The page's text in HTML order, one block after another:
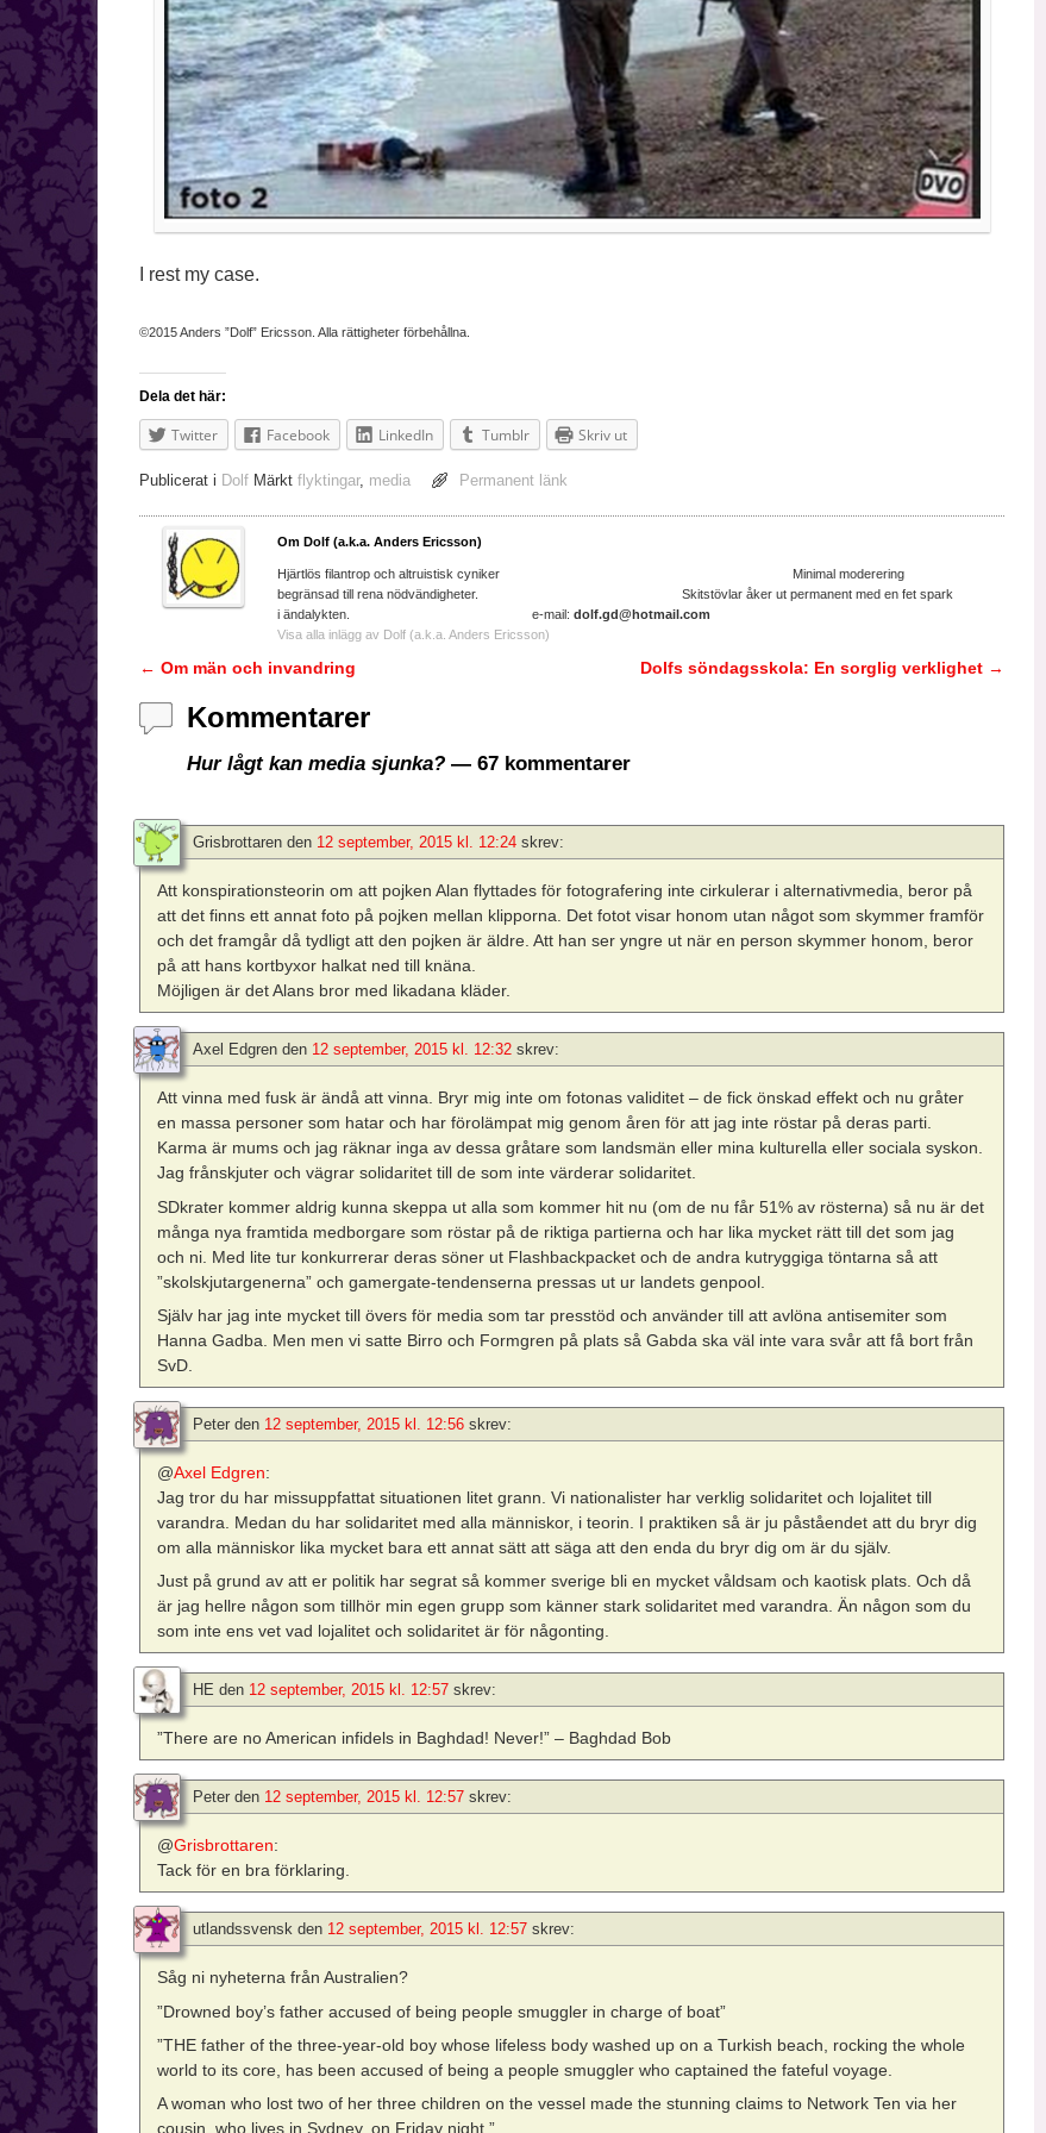
I rest my case.
©2015 Anders ”Dolf” Ericsson. Alla rättigheter förbehållna.
Dela det här:
Twitter Facebook LinkedIn Tumblr Skriv ut
Publicerat i Dolf Märkt flyktingar, media Permanent länk
Om Dolf (a.k.a. Anders Ericsson)
Hjärtlös filantrop och altruistisk cyniker Minimal moderering
begränsad till rena nödvändigheter. Skitstövlar åker ut permanent med en fet spark
i ändalykten. e-mail: dolf.gd@hotmail.com
Visa alla inlägg av Dolf (a.k.a. Anders Ericsson)
Inläggsnavigering
← Om män och invandring Dolfs söndagsskola: En sorglig verklighet →
Kommentarer
Hur lågt kan media sjunka? — 67 kommentarer
Grisbrottaren den 12 september, 2015 kl. 12:24 skrev:
Att konspirationsteorin om att pojken Alan flyttades för fotografering inte cirkulerar i alternativmedia, beror på
att det finns ett annat foto på pojken mellan klipporna. Det fotot visar honom utan något som skymmer framför
och det framgår då tydligt att den pojken är äldre. Att han ser yngre ut när en person skymmer honom, beror
på att hans kortbyxor halkat ned till knäna.
Möjligen är det Alans bror med likadana kläder.
Axel Edgren den 12 september, 2015 kl. 12:32 skrev:
Att vinna med fusk är ändå att vinna. Bryr mig inte om fotonas validitet – de fick önskad effekt och nu gråter
en massa personer som hatar och har förolämpat mig genom åren för att jag inte röstar på deras parti.
Karma är mums och jag räknar inga av dessa gråtare som landsmän eller mina kulturella eller sociala syskon.
Jag frånskjuter och vägrar solidaritet till de som inte värderar solidaritet.
SDkrater kommer aldrig kunna skeppa ut alla som kommer hit nu (om de nu får 51% av rösterna) så nu är det
många nya framtida medborgare som röstar på de riktiga partierna och har lika mycket rätt till det som jag
och ni. Med lite tur konkurrerar deras söner ut Flashbackpacket och de andra kutryggiga töntarna så att
”skolskjutargenerna” och gamergate-tendenserna pressas ut ur landets genpool.
Själv har jag inte mycket till övers för media som tar presstöd och använder till att avlöna antisemiter som
Hanna Gadba. Men men vi satte Birro och Formgren på plats så Gabda ska väl inte vara svår att få bort från
SvD.
Peter den 12 september, 2015 kl. 12:56 skrev:
@Axel Edgren:
Jag tror du har missuppfattat situationen litet grann. Vi nationalister har verklig solidaritet och lojalitet till
varandra. Medan du har solidaritet med alla människor, i teorin. I praktiken så är ju påståendet att du bryr dig
om alla människor lika mycket bara ett annat sätt att säga att den enda du bryr dig om är du själv.
Just på grund av att er politik har segrat så kommer sverige bli en mycket våldsam och kaotisk plats. Och då
är jag hellre någon som tillhör min egen grupp som känner stark solidaritet med varandra. Än någon som du
som inte ens vet vad lojalitet och solidaritet är för någonting.
HE den 12 september, 2015 kl. 12:57 skrev:
”There are no American infidels in Baghdad! Never!” – Baghdad Bob
Peter den 12 september, 2015 kl. 12:57 skrev:
@Grisbrottaren:
Tack för en bra förklaring.
utlandssvensk den 12 september, 2015 kl. 12:57 skrev:
Såg ni nyheterna från Australien?
”Drowned boy’s father accused of being people smuggler in charge of boat”
”THE father of the three-year-old boy whose lifeless body washed up on a Turkish beach, rocking the whole
world to its core, has been accused of being a people smuggler who captained the fateful voyage.
A woman who lost two of her three children on the vessel made the stunning claims to Network Ten via her
cousin, who lives in Sydney, on Friday night.”